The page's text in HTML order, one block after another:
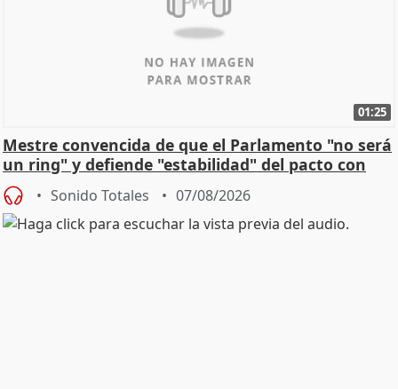
01:25
Mestre convencida de que el Parlamento "no será
un ring" y defiende "estabilidad" del pacto con
Vox
Sonido Totales 07/08/2026